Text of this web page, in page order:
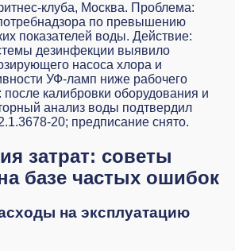
клуба, Москва. Проблема:
по превышению
показателей воды. Действие:
дезинфекции выявило
насоса хлора и
УФ-ламп ниже рабочего
после калибровки оборудования и
анализ воды подтвердил
20; предписание снято.
затрат: советы
базе частых ошибок
на эксплуатацию